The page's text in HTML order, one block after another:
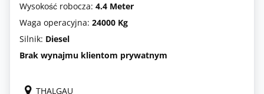
Wysokość robocza: 4.4 Meter
Waga operacyjna: 24000 Kg
Silnik: Diesel
Brak wynajmu klientom prywatnym
THALGAU